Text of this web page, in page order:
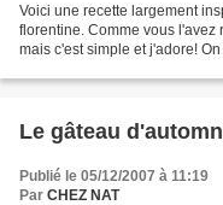
Voici une recette largement
florentine. Comme vous l'avez
mais c'est simple et j'adore!
Le gâteau
Publié le 05/12/2007 à 11:19
Par CHEZ NAT